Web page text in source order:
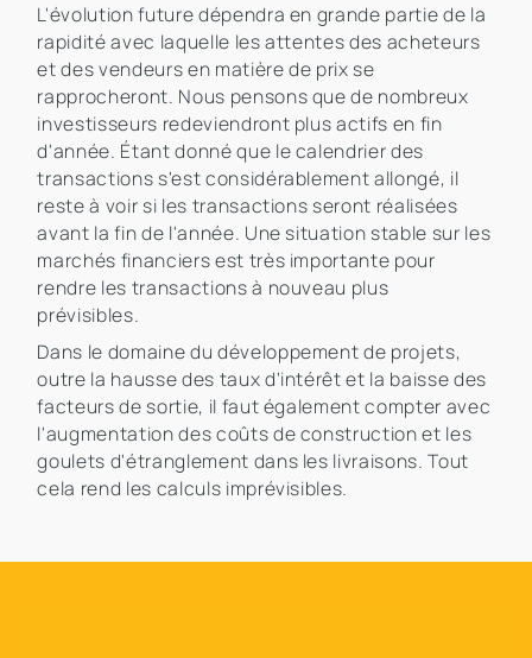
L'évolution future dépendra en grande partie de la
rapidité avec laquelle les attentes des acheteurs
et des vendeurs en matière de prix se
rapprocheront. Nous pensons que de nombreux
investisseurs redeviendront plus actifs en fin
d'année. Étant donné que le calendrier des
transactions s'est considérablement allongé, il
reste à voir si les transactions seront réalisées
avant la fin de l'année. Une situation stable sur les
marchés financiers est très importante pour
rendre les transactions à nouveau plus
prévisibles.
Dans le domaine du développement de projets,
outre la hausse des taux d'intérêt et la baisse des
facteurs de sortie, il faut également compter avec
l'augmentation des coûts de construction et les
goulets d'étranglement dans les livraisons. Tout
cela rend les calculs imprévisibles.